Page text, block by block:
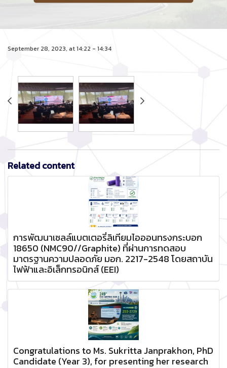
September 28, 2023, at 14:22 - 14:34
Related content
การพัฒนาเซลล์แบตเตอรี่ลิเทียมไอออนทรงกระบอก
18650 (NMC90//Graphite) ที่ผ่านการทดสอบ
มาตรฐานความปลอดภัย มอก. 2217-2548 โดยสถาบัน
ไฟฟ้าและอิเล็กทรอนิกส์ (EEI)
Congratulations to Ms. Sukritta Janprakhon, PhD
Candidate (Year 3), for presenting her research